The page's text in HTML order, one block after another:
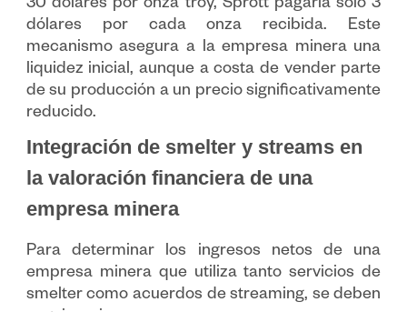
30 dólares por onza troy, Sprott pagaría solo 3
dólares por cada onza recibida. Este
mecanismo asegura a la empresa minera una
liquidez inicial, aunque a costa de vender parte
de su producción a un precio significativamente
reducido.
Integración de smelter y streams en
la valoración financiera de una
empresa minera
Para determinar los ingresos netos de una
empresa minera que utiliza tanto servicios de
smelter como acuerdos de streaming, se deben